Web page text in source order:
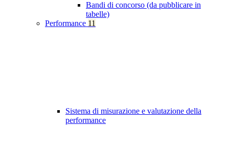
Bandi di concorso (da pubblicare in
tabelle)
Performance 11
Sistema di misurazione e valutazione della
performance